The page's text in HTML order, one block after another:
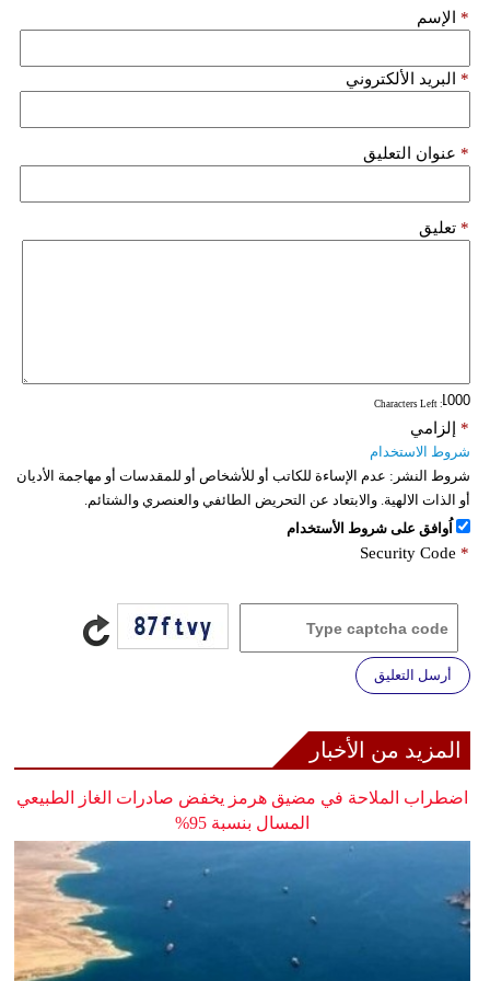
الإسم *
البريد الألكتروني *
عنوان التعليق *
تعليق *
: Characters Left
إلزامي *
شروط الاستخدام
شروط النشر: عدم الإساءة للكاتب أو للأشخاص أو للمقدسات أو مهاجمة الأديان
أو الذات الالهية. والابتعاد عن التحريض الطائفي والعنصري والشتائم.
اُوافق على شروط الأستخدام
Security Code *
أرسل التعليق
المزيد من الأخبار
اضطراب الملاحة في مضيق هرمز يخفض صادرات الغاز الطبيعي
المسال بنسبة 95%